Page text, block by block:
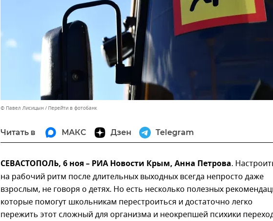
© Павел Лисицын Перейти в фотобанк
Читать в МАКС Дзен Telegram
СЕВАСТОПОЛЬ, 6 ноя – РИА Новости Крым, Анна Петрова.
на рабочий ритм после длительных выходных всегда непросто даже
взрослым, не говоря о детях. Но есть несколько полезных
которые помогут школьникам перестроиться и достаточно легко
пережить этот сложный для организма и неокрепшей психики